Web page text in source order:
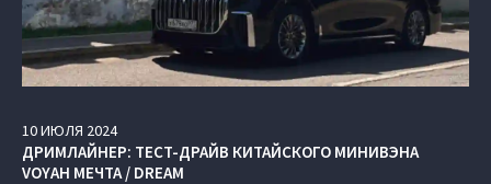
10ИЮЛЯ 2024
ДРИМЛАЙНЕР: ТЕСТ-ДРАЙВ КИТАЙСКОГО МИНИВЭНА
VOYAH МЕЧТА / DREAM